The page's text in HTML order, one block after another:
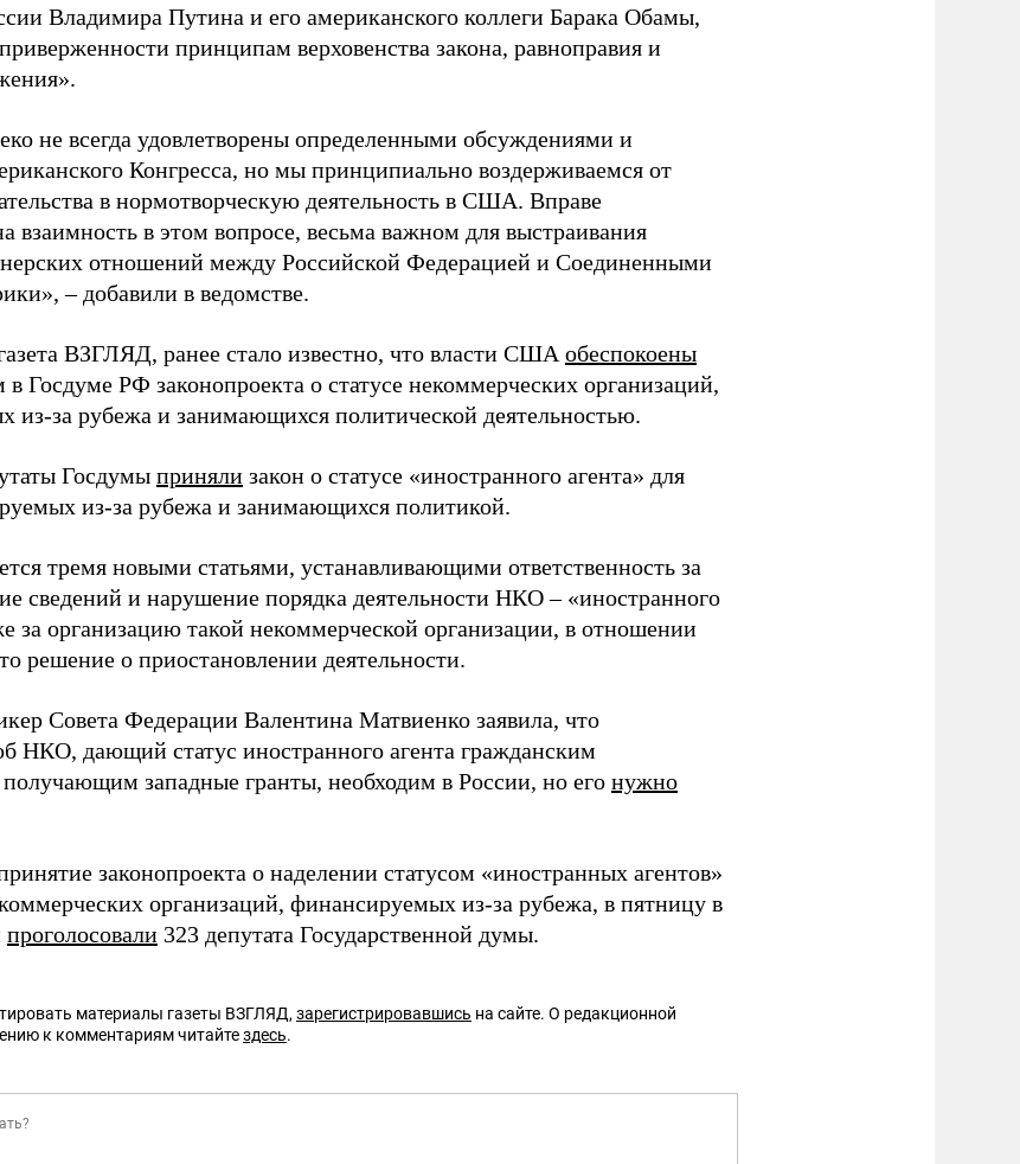
Владимира Путина и его американского коллеги Барака Обамы,
принципам верховенства закона, равноправия и
не всегда удовлетворены определенными обсуждениями и
Конгресса, но мы принципиально воздерживаемся от
в нормотворческую деятельность в США. Вправе
взаимность в этом вопросе, весьма важном для выстраивания
отношений между Российской Федерацией и Соединенными
– добавили в ведомстве.
ВЗГЛЯД, ранее стало известно, что власти США обеспокоены
в Госдуме РФ законопроекта о статусе некоммерческих организаций,
из-за рубежа и занимающихся политической деятельностью.
Госдумы приняли закон о статусе «иностранного агента» для
из-за рубежа и занимающихся политикой.
тремя новыми статьями, устанавливающими ответственность за
сведений и нарушение порядка деятельности НКО – «иностранного
за организацию такой некоммерческой организации, в отношении
решение о приостановлении деятельности.
Совета Федерации Валентина Матвиенко заявила, что
НКО, дающий статус иностранного агента гражданским
западные гранты, необходим в России, но его нужно
законопроекта о наделении статусом «иностранных агентов»
организаций, финансируемых из-за рубежа, в пятницу в
проголосовали 323 депутата Государственной думы.
материалы газеты ВЗГЛЯД, зарегистрировавшись на сайте. О редакционной
к комментариям читайтездесь.